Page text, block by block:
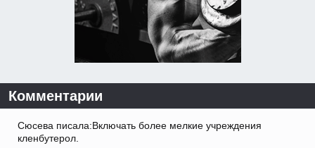
Комментарии
Сюсева писала:Включать более мелкие учреждения
кленбутерол.